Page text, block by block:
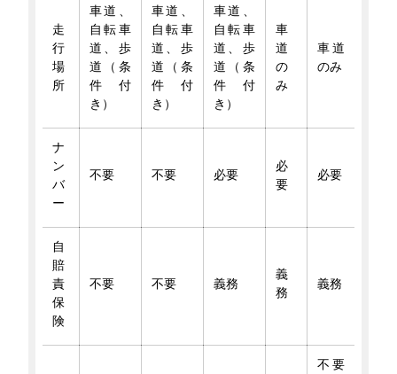
走
行
場
所
車道、
自転車
道、歩
道（条
件付
き）
車道、
自転車
道、歩
道（条
件付
き）
車道、
自転車
道、歩
道（条
件付
き）
車
道
の
み
車道
のみ
ナ
ン
バ
ー
不要 不要 必要
必
要
必要
自
賠
責
保
険
不要 不要 義務
義
務
義務
不要